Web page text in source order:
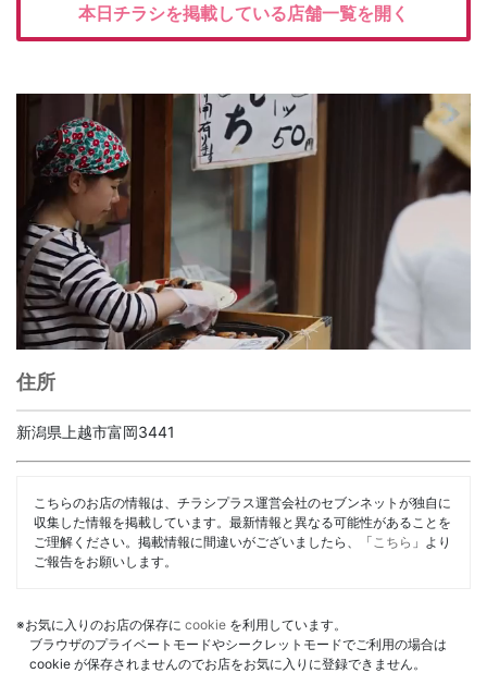
本日チラシを掲載している店舗一覧を開く
住所
新潟県上越市富岡3441
こちらのお店の情報は、チラシプラス運営会社のセブンネットが独自に
収集した情報を掲載しています。最新情報と異なる可能性があることを
ご理解ください。掲載情報に間違いがございましたら、「 こちら 」より
ご報告をお願いします。
※お気に入りのお店の保存に cookie を利用しています。
ブラウザのプライベートモードやシークレットモードでご利用の場合は
cookie が保存されませんのでお店をお気に入りに登録できません。